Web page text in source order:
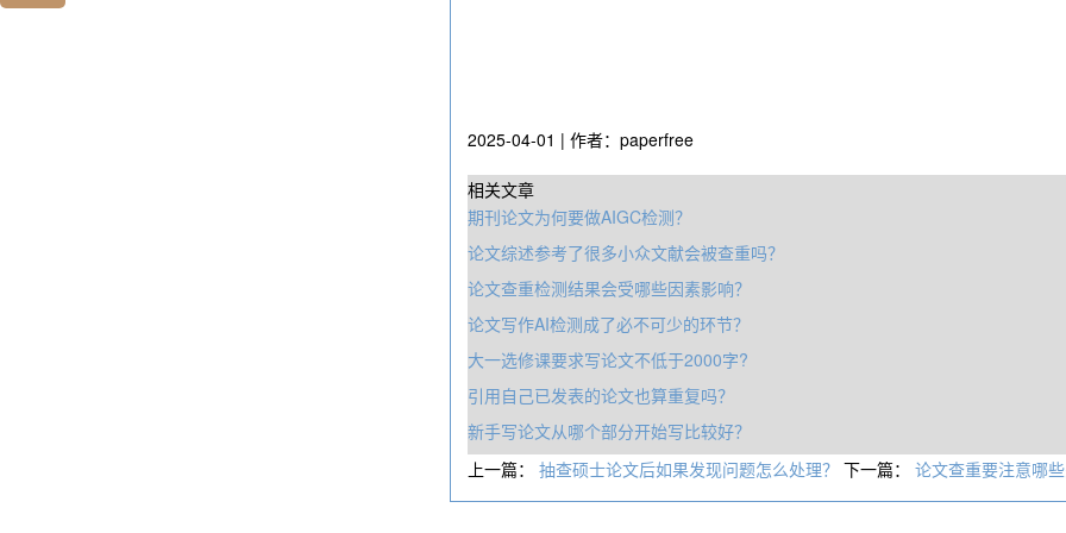
2025-04-01 | 作者：paperfree
相关文章
期刊论文为何要做AIGC检测？
论文综述参考了很多小众文献会被查重吗？
论文查重检测结果会受哪些因素影响？
论文写作AI检测成了必不可少的环节？
大一选修课要求写论文不低于2000字?
引用自己已发表的论文也算重复吗？
新手写论文从哪个部分开始写比较好？
上一篇： 抽查硕士论文后如果发现问题怎么处理？ 下一篇： 论文查重要注意哪